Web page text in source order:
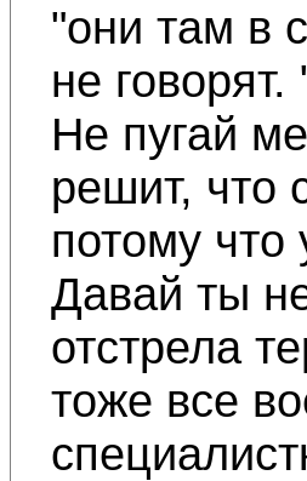
"они там в
не говорят.
Не пугай
решит, что
потому что
Давай ты
отстрела
тоже все